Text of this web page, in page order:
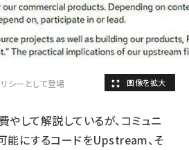
ーとして登場
やして解説しているが、コミュニ
能にするコードをUpstream、そ